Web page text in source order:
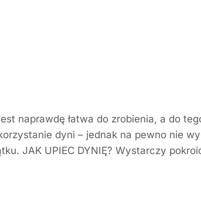
naprawdę łatwa do zrobienia, a do
dyni – jednak na pewno nie
JAK UPIEC DYNIĘ? Wystarczy